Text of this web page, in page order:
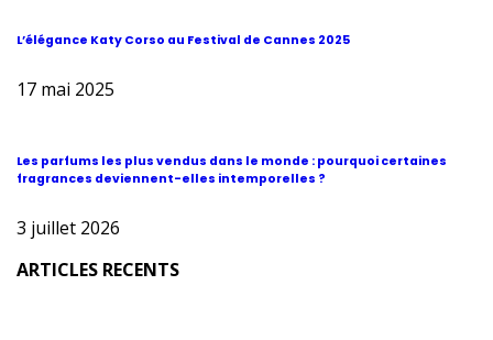
L’élégance Katy Corso au Festival de Cannes 2025
17 mai 2025
Les parfums les plus vendus dans le monde : pourquoi certaines
fragrances deviennent-elles intemporelles ?
3 juillet 2026
ARTICLES RECENTS